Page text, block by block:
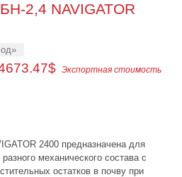
2,4 NAVIGATOR
Экспортная стоимость
2400 предназначена для
механического состава с
остатков в почву при